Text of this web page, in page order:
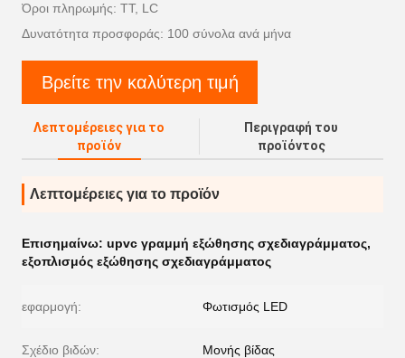
Όροι πληρωμής: TT, LC
Δυνατότητα προσφοράς: 100 σύνολα ανά μήνα
Βρείτε την καλύτερη τιμή
Λεπτομέρειες για το
προϊόν
Περιγραφή του
προϊόντος
Λεπτομέρειες για το προϊόν
Επισημαίνω: upvc γραμμή εξώθησης σχεδιαγράμματος,
εξοπλισμός εξώθησης σχεδιαγράμματος
εφαρμογή: Φωτισμός LED
Σχέδιο βιδών: Μονής βίδας